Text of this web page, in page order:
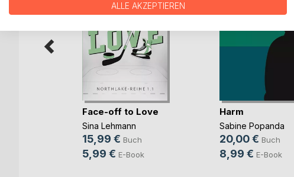
Face-off to Love
Sina Lehmann
15,99 € Buch
5,99 € E-Book
Harm
Sabine Popanda
20,00 € Buch
8,99 € E-Book
ALLE AKZEPTIEREN